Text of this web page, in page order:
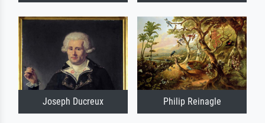
Joseph Ducreux Philip Reinagle